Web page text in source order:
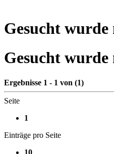
Gesucht
Gesucht wurde
Ergebnisse 1 - 1 von (1)
Seite
1
Einträge pro Seite
10